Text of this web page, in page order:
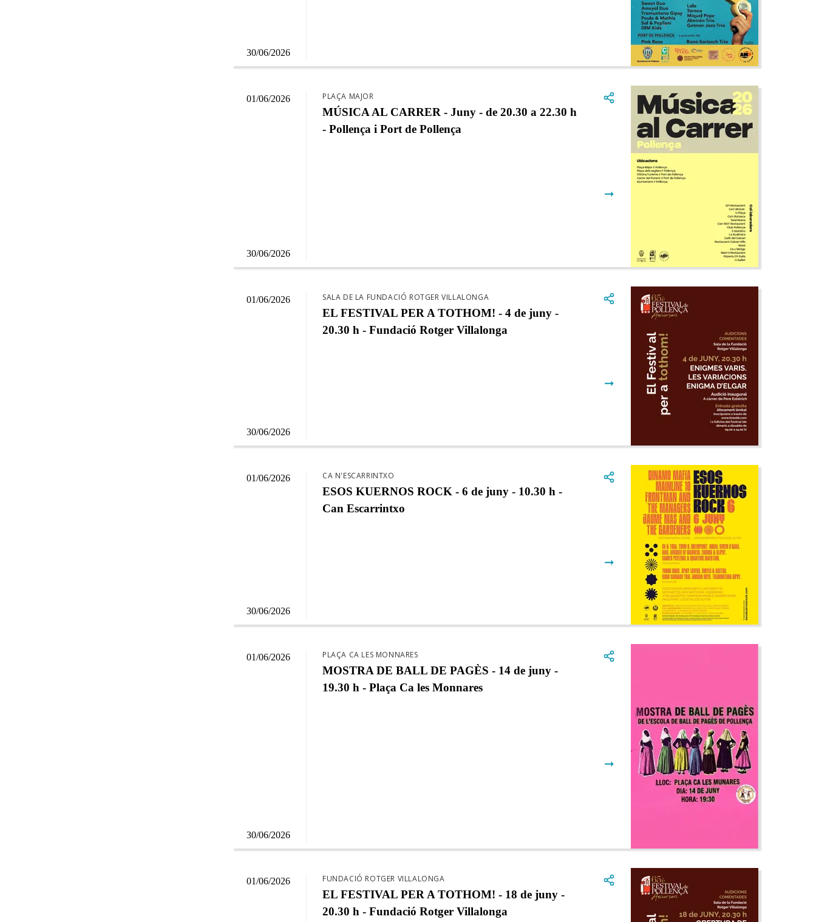
30/06/2026
01/06/2026
30/06/2026
PLAÇA MAJOR
MÚSICA AL CARRER - Juny - de 20.30 a 22.30 h
- Pollença i Port de Pollença
➞
01/06/2026
30/06/2026
SALA DE LA FUNDACIÓ ROTGER VILLALONGA
EL FESTIVAL PER A TOTHOM! - 4 de juny -
20.30 h - Fundació Rotger Villalonga
➞
01/06/2026
30/06/2026
CA N'ESCARRINTXO
ESOS KUERNOS ROCK - 6 de juny - 10.30 h -
Can Escarrintxo
➞
01/06/2026
30/06/2026
PLAÇA CA LES MONNARES
MOSTRA DE BALL DE PAGÈS - 14 de juny -
19.30 h - Plaça Ca les Monnares
➞
01/06/2026 FUNDACIÓ ROTGER VILLALONGA
EL FESTIVAL PER A TOTHOM! - 18 de juny -
20.30 h - Fundació Rotger Villalonga